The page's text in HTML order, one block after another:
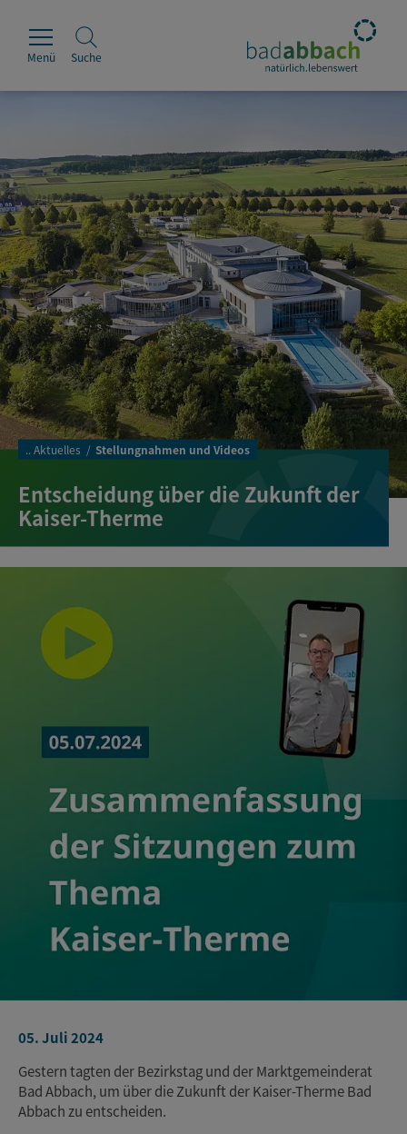
Erleben
Leben & Wohnen
Wirtschaft & Handel
Menü Suche
.. Aktuelles Stellungnahmen und Videos
Entscheidung über die Zukunft der
Kaiser-Therme
05. Juli 2024
Gestern tagten der Bezirkstag und der Marktgemeinderat
Bad Abbach, um über die Zukunft der Kaiser-Therme Bad
Abbach zu entscheiden.